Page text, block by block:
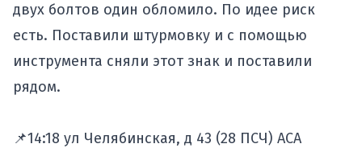
двух болтов один обломило. По идее риск
есть. Поставили штурмовку и с помощью
инструмента сняли этот знак и поставили
рядом.
📌14:18 ул Челябинская, д 43 (28 ПСЧ) АСА